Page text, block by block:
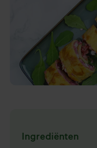
Ingrediënten